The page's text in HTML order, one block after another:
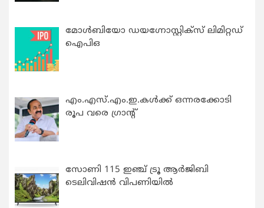
മോൾബിയോ ഡയഗ്നോസ്റ്റിക്സ് ലിമിറ്റഡ്
ഐപിഒ
എം.എസ്.എം.ഇ.കൾക്ക് ഒന്നരക്കോടി
രൂപ വരെ ഗ്രാന്റ്
സോണി 115 ഇഞ്ച് ട്രൂ ആർജിബി
ടെലിവിഷൻ വിപണിയിൽ